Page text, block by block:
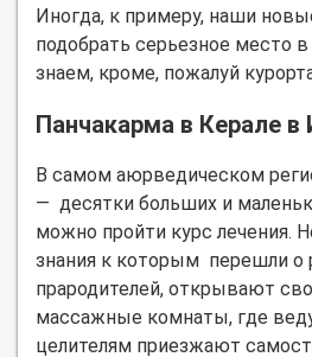
Иногда, к примеру, наши
подобрать серьезное место
знаем, кроме, пожалуй
Панчакарма в Керале в
В самом аюрведическом
— десятки больших и
можно пройти курс лечения.
знания к которым перешли о
прародителей, открывают
массажные комнаты, где
целителям приезжают